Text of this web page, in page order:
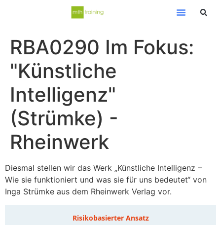
RBA0290 Im Fokus:
"Künstliche
Intelligenz"
(Strümke) -
Rheinwerk
Diesmal stellen wir das Werk „Künstliche Intelligenz –
Wie sie funktioniert und was sie für uns bedeutet“ von
Inga Strümke aus dem Rheinwerk Verlag vor.